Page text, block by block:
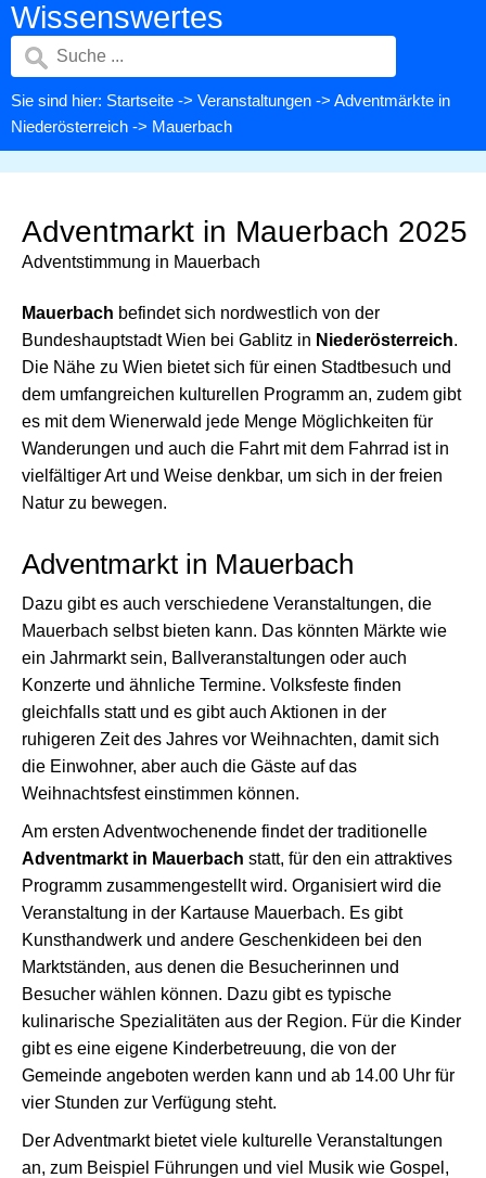
Wissenswertes
Sie sind hier: Startseite -> Veranstaltungen -> Adventmärkte in
Niederösterreich -> Mauerbach
Adventmarkt in Mauerbach 2025
Adventstimmung in Mauerbach
Mauerbach befindet sich nordwestlich von der
Bundeshauptstadt Wien bei Gablitz in Niederösterreich.
Die Nähe zu Wien bietet sich für einen Stadtbesuch und
dem umfangreichen kulturellen Programm an, zudem gibt
es mit dem Wienerwald jede Menge Möglichkeiten für
Wanderungen und auch die Fahrt mit dem Fahrrad ist in
vielfältiger Art und Weise denkbar, um sich in der freien
Natur zu bewegen.
Adventmarkt in Mauerbach
Dazu gibt es auch verschiedene Veranstaltungen, die
Mauerbach selbst bieten kann. Das könnten Märkte wie
ein Jahrmarkt sein, Ballveranstaltungen oder auch
Konzerte und ähnliche Termine. Volksfeste finden
gleichfalls statt und es gibt auch Aktionen in der
ruhigeren Zeit des Jahres vor Weihnachten, damit sich
die Einwohner, aber auch die Gäste auf das
Weihnachtsfest einstimmen können.
Am ersten Adventwochenende findet der traditionelle
Adventmarkt in Mauerbach statt, für den ein attraktives
Programm zusammengestellt wird. Organisiert wird die
Veranstaltung in der Kartause Mauerbach. Es gibt
Kunsthandwerk und andere Geschenkideen bei den
Marktständen, aus denen die Besucherinnen und
Besucher wählen können. Dazu gibt es typische
kulinarische Spezialitäten aus der Region. Für die Kinder
gibt es eine eigene Kinderbetreuung, die von der
Gemeinde angeboten werden kann und ab 14.00 Uhr für
vier Stunden zur Verfügung steht.
Der Adventmarkt bietet viele kulturelle Veranstaltungen
an, zum Beispiel Führungen und viel Musik wie Gospel,